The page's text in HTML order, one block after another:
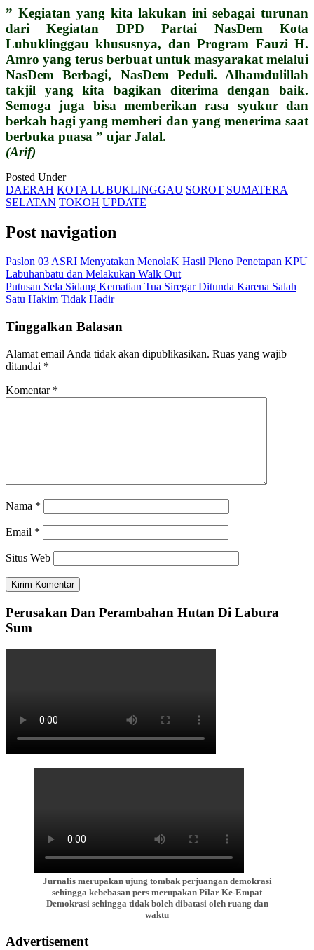
” Kegiatan yang kita lakukan ini sebagai turunan
dari Kegiatan DPD Partai NasDem Kota
Lubuklinggau khususnya, dan Program Fauzi H.
Amro yang terus berbuat untuk masyarakat melalui
NasDem Berbagi, NasDem Peduli. Alhamdulillah
takjil yang kita bagikan diterima dengan baik.
Semoga juga bisa memberikan rasa syukur dan
berkah bagi yang memberi dan yang menerima saat
berbuka puasa ” ujar Jalal.
(Arif)
Posted Under
DAERAH KOTA LUBUKLINGGAU SOROT SUMATERA
SELATAN TOKOH UPDATE
Post navigation
Paslon 03 ASRI Menyatakan MenolaK Hasil Pleno Penetapan KPU
Labuhanbatu dan Melakukan Walk Out
Putusan Sela Sidang Kematian Tua Siregar Ditunda Karena Salah
Satu Hakim Tidak Hadir
Tinggalkan Balasan
Alamat email Anda tidak akan dipublikasikan. Ruas yang wajib
ditandai *
Komentar *
Nama *
Email *
Situs Web
Perusakan Dan Perambahan Hutan Di Labura
Sum
Jurnalis merupakan ujung tombak perjuangan demokrasi
sehingga kebebasan pers merupakan Pilar Ke-Empat
Demokrasi sehingga tidak boleh dibatasi oleh ruang dan
waktu
Advertisement